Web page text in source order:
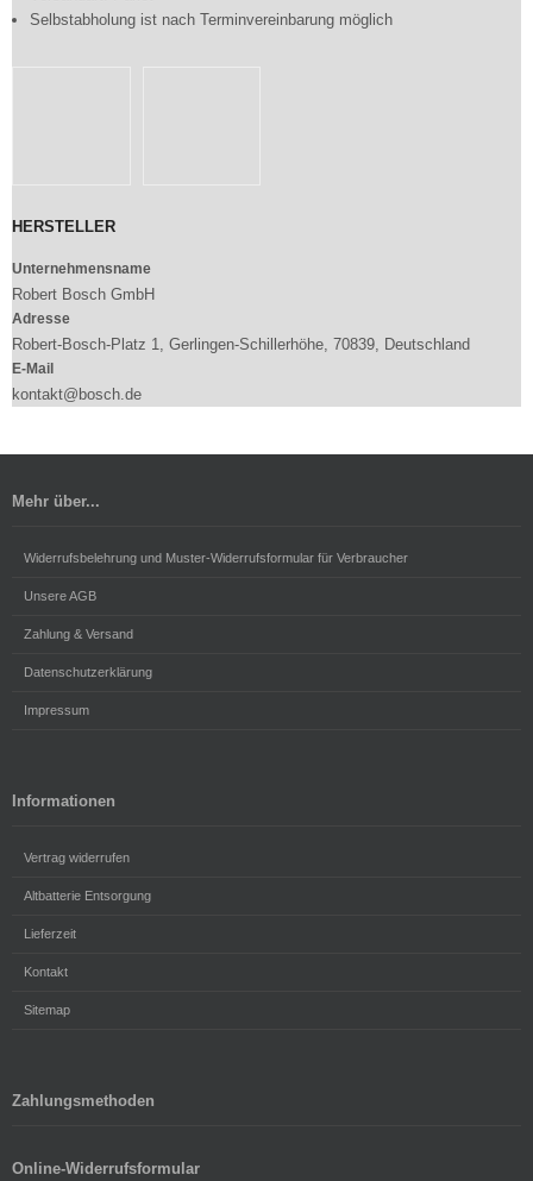
Selbstabholung ist nach Terminvereinbarung möglich
HERSTELLER
Unternehmensname
Robert Bosch GmbH
Adresse
Robert-Bosch-Platz 1, Gerlingen-Schillerhöhe, 70839, Deutschland
E-Mail
kontakt@bosch.de
Mehr über...
Widerrufsbelehrung und Muster-Widerrufsformular für Verbraucher
Unsere AGB
Zahlung & Versand
Datenschutzerklärung
Impressum
Informationen
Vertrag widerrufen
Altbatterie Entsorgung
Lieferzeit
Kontakt
Sitemap
Zahlungsmethoden
Online-Widerrufsformular